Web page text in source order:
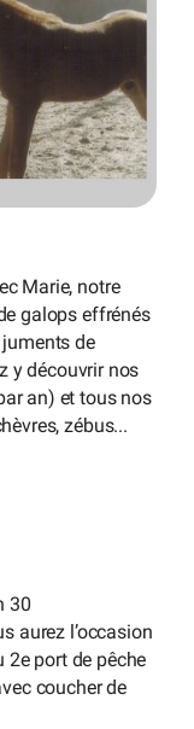
Marie, notre
galops effrénés
de
y découvrir nos
an) et tous nos
zébus...
30
aurez l’occasion
2e port de pêche
coucher de